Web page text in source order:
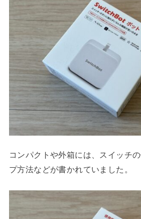
コンパクトや外箱には、スイッチ
プ方法などが書かれていました。